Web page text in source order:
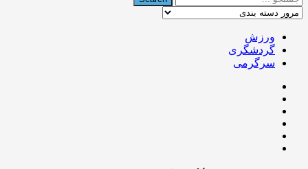
ورزش
گردشگری
سرگرمی